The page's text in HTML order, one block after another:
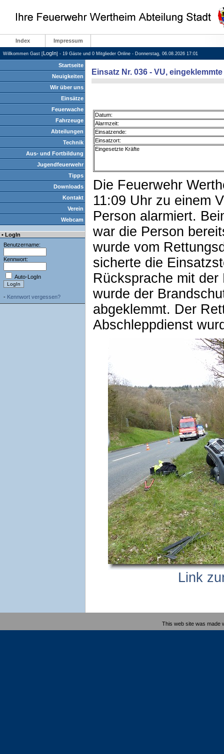
Index Impressum
Willkommen Gast [LogIn] - 19 Gäste und 0 Mitglieder Online - Donnerstag, 06.08.2026 17:01
Startseite
Neuigkeiten
Wir über uns
Einsätze
Feuerwache
Fahrzeuge
Abteilungen
Technik
Aus- und Fortbildung
Jugendfeuerwehr
Tipps
Downloads
Kontakt
Verein
Webcam
• LogIn
Benutzername:
Kennwort:
Auto-LogIn
- Kennwort vergessen?
Einsatz Nr. 036 - VU,
Datum:
Alarmzeit:
Einsatzende:
Einsatzort:
Eingesetzte Kräfte
Die Feuerwehr
11:09 Uhr zu einem
Person alarmiert.
war die Person
wurde vom
sicherte die
Rücksprache mit der
wurde der
abgeklemmt. Der
Abschleppdienst
Link
This web site was made